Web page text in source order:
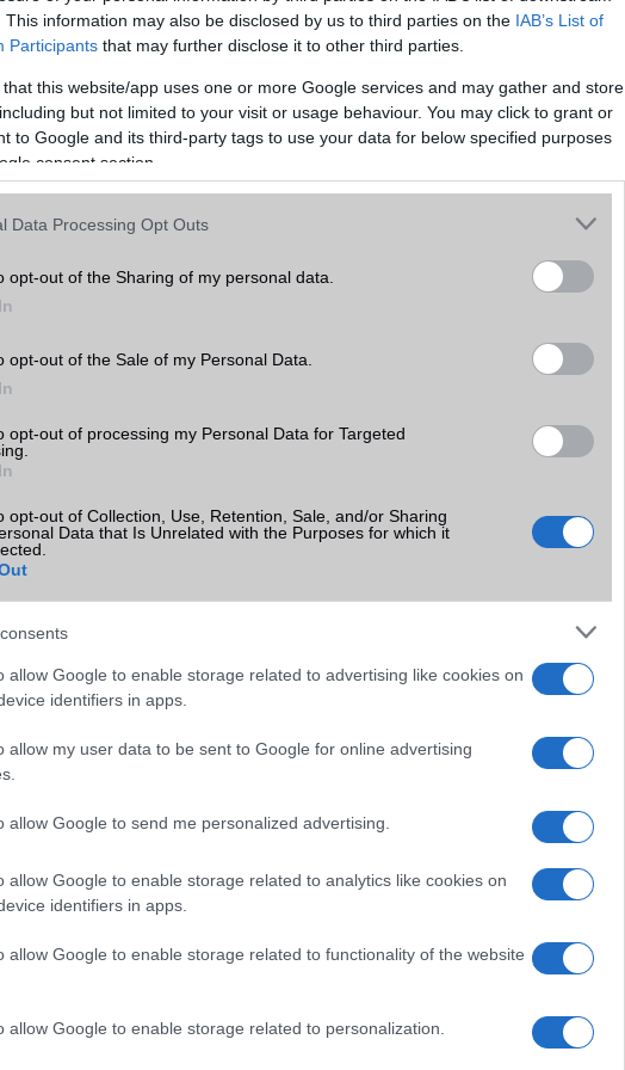
This information may also be disclosed by us to third parties on the IAB’s List of
Participants that may further disclose it to other third parties.
that this website/app uses one or more Google services and may gather and store
but not limited to your visit or usage behaviour. You may click to grant or
to Google and its third-party tags to use your data for below specified purposes
consent section.
Data Processing Opt Outs
opt-out of the Sharing of my personal data.
opt-out of the Sale of my Personal Data.
opt-out of processing my Personal Data for Targeted
opt-out of Collection, Use, Retention, Sale, and/or Sharing
Data that Is Unrelated with the Purposes for which it
allow Google to enable storage related to advertising like cookies on
identifiers in apps.
allow my user data to be sent to Google for online advertising
allow Google to send me personalized advertising.
allow Google to enable storage related to analytics like cookies on
identifiers in apps.
allow Google to enable storage related to functionality of the website
allow Google to enable storage related to personalization.
mellé kétéves hűséggel és kétéves tarifamegtartással kedvező
is kínál a szolgáltató. A Telenor új, sajátmárkás készülékei
Telenor OneTouch S Smarttarifa 4 csomaggal, míg a letisztult
OneTouch C Smarttarifa 2-vel vásárolható meg 0 forintért. A Sony Xperia
az ion Smarttarifa Extra 6 csomagban 0 forintért vihető el. A Sony Xperia
az Xperia tipo pedig Smarttarifa 3-mal szintén 0 forintért vásárolható
legfrissebb híreink között!
linkek:
kiemelt ajánlatok
16e
(új)
Xiaomi 15
232.000 Ft (új)
272.000 Ft (új)